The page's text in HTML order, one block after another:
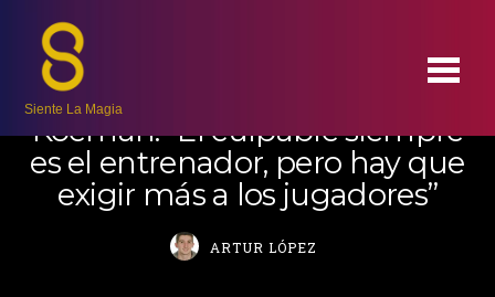
Siente La Magia
Koeman: “El culpable siempre
es el entrenador, pero hay que
exigir más a los jugadores”
ARTUR LÓPEZ